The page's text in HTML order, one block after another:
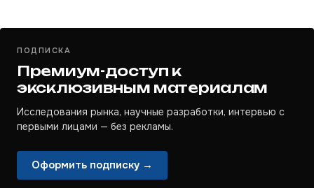
ПОДПИСКА
Премиум-доступ к
эксклюзивным материалам
Исследования рынка, научные разработки, интервью с
первыми лицами — без рекламы.
Оформить подписку →